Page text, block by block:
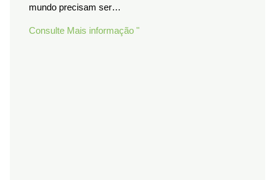
mundo precisam ser…
Consulte Mais informação "